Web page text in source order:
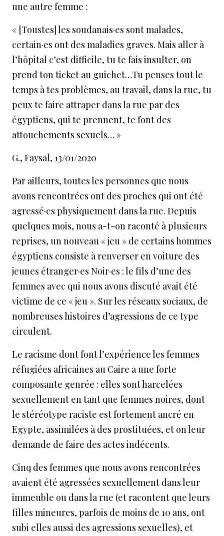
une autre femme :
« [Toustes] les soudanais·es sont malades,
certain·es ont des maladies graves. Mais aller à
l’hôpital c’est difficile, tu te fais insulter, on
prend ton ticket au guichet…Tu penses tout le
temps à tes problèmes, au travail, dans la rue, tu
peux te faire attraper dans la rue par des
égyptiens, qui te prennent, te font des
attouchements sexuels… »
G., Faysal, 13/01/2020
Par ailleurs, toutes les personnes que nous
avons rencontrées ont des proches qui ont été
agressé·es physiquement dans la rue. Depuis
quelques mois, nous a-t-on raconté à plusieurs
reprises, un nouveau « jeu » de certains hommes
égyptiens consiste à renverser en voiture des
jeunes étranger·es Noir·es : le fils d’une des
femmes avec qui nous avons discuté avait été
victime de ce « jeu ». Sur les réseaux sociaux, de
nombreuses histoires d’agressions de ce type
circulent.
Le racisme dont font l’expérience les femmes
réfugiées africaines au Caire a une forte
composante genrée : elles sont harcelées
sexuellement en tant que femmes noires, dont
le stéréotype raciste est fortement ancré en
Egypte, assimilées à des prostituées, et on leur
demande de faire des actes indécents.
Cinq des femmes que nous avons rencontrées
avaient été agressées sexuellement dans leur
immeuble ou dans la rue (et racontent que leurs
filles mineures, parfois de moins de 10 ans, ont
subi elles aussi des agressions sexuelles), et